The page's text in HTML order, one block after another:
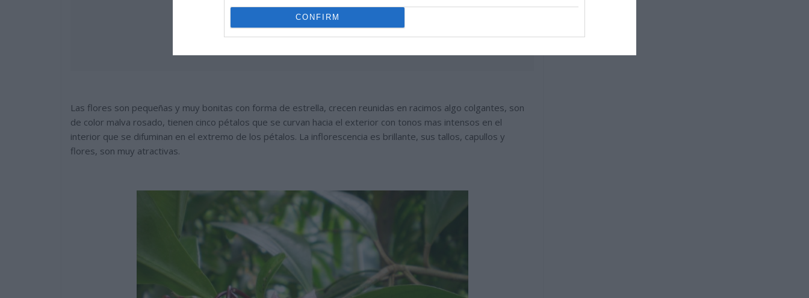
CONFIRM
Las flores son pequeñas y muy bonitas con forma de estrella, crecen reunidas en racimos algo colgantes, son
de color malva rosado, tienen cinco pétalos que se curvan hacia el exterior con tonos mas intensos en el
interior que se difuminan en el extremo de los pétalos. La inflorescencia es brillante, sus tallos, capullos y
flores, son muy atractivas.